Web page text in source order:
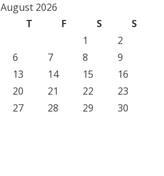
August 2026
T F S
S
1
2
6 7 8
9
13 14 15
16
20 21 22
23
27 28 29
30